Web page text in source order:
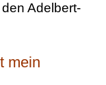
Adelbert-
mein